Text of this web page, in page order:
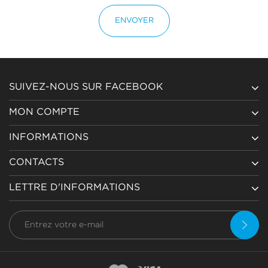
ENVOYER
SUIVEZ-NOUS SUR FACEBOOK
MON COMPTE
INFORMATIONS
CONTACTS
LETTRE D'INFORMATIONS